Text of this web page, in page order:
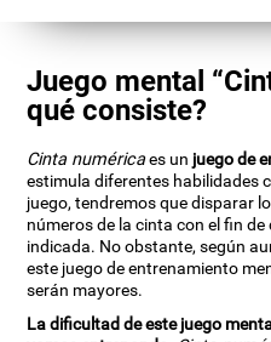
Juego mental
qué consiste?
Cinta numéricaes un juego de
estimula diferentes habilidades
juego, tendremos que disparar
números de la cinta con el fin
indicada. No obstante, según
este juego de entrenamiento
serán mayores.
La dificultad de este juego